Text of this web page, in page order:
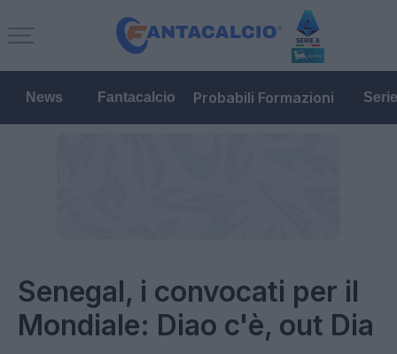
News Fantacalcio Probabili Formazioni
Senegal, i convocati per il
Mondiale: Diao c'è, out Dia